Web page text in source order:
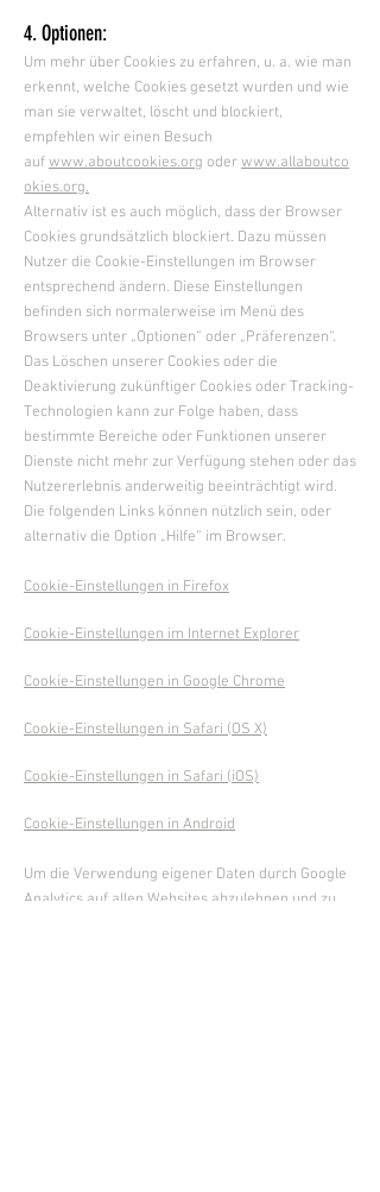
4. Optionen:
Um mehr über Cookies zu erfahren, u. a. wie man
erkennt, welche Cookies gesetzt wurden und wie
man sie verwaltet, löscht und blockiert,
empfehlen wir einen Besuch
aufwww.aboutcookies.org oderwww.allaboutco
okies.org.
Alternativ ist es auch möglich, dass der Browser
Cookies grundsätzlich blockiert. Dazu müssen
Nutzer die Cookie-Einstellungen im Browser
entsprechend ändern. Diese Einstellungen
befinden sich normalerweise im Menü des
Browsers unter „Optionen“ oder „Präferenzen“.
Das Löschen unserer Cookies oder die
Deaktivierung zukünftiger Cookies oder Tracking-
Technologien kann zur Folge haben, dass
bestimmte Bereiche oder Funktionen unserer
Dienste nicht mehr zur Verfügung stehen oder das
Nutzererlebnis anderweitig beeinträchtigt wird.
Die folgenden Links können nützlich sein, oder
alternativ die Option „Hilfe“ im Browser.
Cookie-Einstellungen in Firefox
Cookie-Einstellungen im Internet Explorer
Cookie-Einstellungen in Google Chrome
Cookie-Einstellungen in Safari (OS X)
Cookie-Einstellungen in Safari (iOS)
Cookie-Einstellungen in Android
Um die Verwendung eigener Daten durch Google
Analytics auf allen Websites abzulehnen und zu